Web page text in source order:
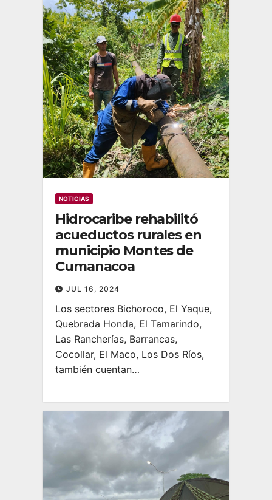
NOTICIAS
Hidrocaribe rehabilitó
acueductos rurales en
municipio Montes de
Cumanacoa
JUL 16, 2024
Los sectores Bichoroco, El Yaque,
Quebrada Honda, El Tamarindo,
Las Rancherías, Barrancas,
Cocollar, El Maco, Los Dos Ríos,
también cuentan…